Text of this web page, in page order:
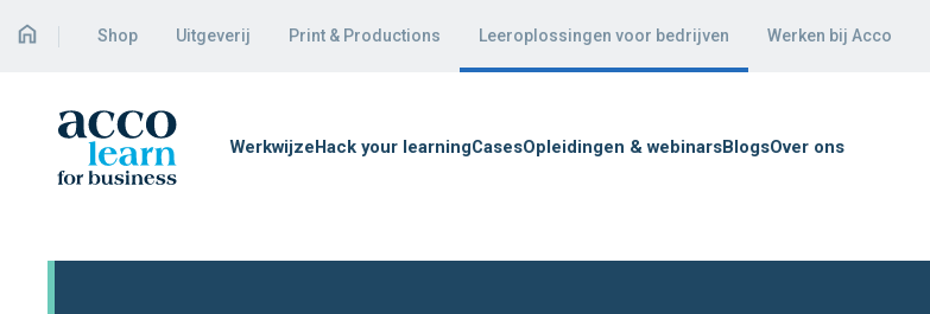
Shop Uitgeverij Print & Productions Leeroplossingen voor bedrijven Werken bij Acco
Werkwijze Hack your learningCasesOpleidingen & webinarsBlogsOver ons